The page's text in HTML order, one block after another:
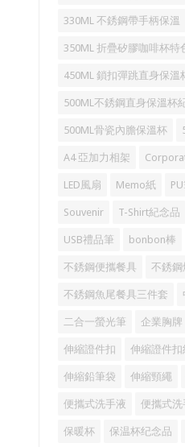
330ML 不銹鋼帶手柄保溫
350ML 折疊矽膠咖啡杯特
450ML 鎖扣彈跳直身保溫
500ML不銹鋼直身保溫杯
500ML骨瓷內膽保溫杯
A4 亞加力相架
LED風扇 Memo紙
Souvenir T-Shirt紀念品
USB禮品筆 bonbon棒
不銹鋼便攜餐具 不銹鋼
不銹鋼魚尾餐具三件套
二合一螢光筆 企業胸牌
伸縮證件扣 伸縮證件扣
伸縮鉛筆袋 伸縮頸繩
便攜式洗手液 便攜式
保暖杯 保温杯纪念品